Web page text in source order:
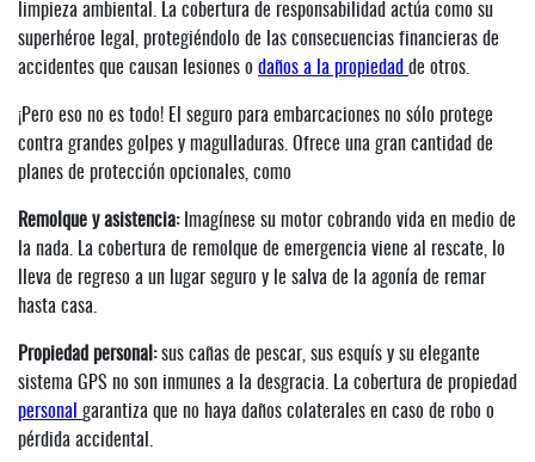
limpieza ambiental. La cobertura de responsabilidad actúa como su
superhéroe legal, protegiéndolo de las consecuencias financieras de
accidentes que causan lesiones o daños a la propiedad de otros.
¡Pero eso no es todo! El seguro para embarcaciones no sólo protege
contra grandes golpes y magulladuras. Ofrece una gran cantidad de
planes de protección opcionales, como
Remolque y asistencia: Imagínese su motor cobrando vida en medio de
la nada. La cobertura de remolque de emergencia viene al rescate, lo
lleva de regreso a un lugar seguro y le salva de la agonía de remar
hasta casa.
Propiedad personal:sus cañas de pescar, sus esquís y su elegante
sistema GPS no son inmunes a la desgracia. La cobertura de propiedad
personal garantiza que no haya daños colaterales en caso de robo o
pérdida accidental.